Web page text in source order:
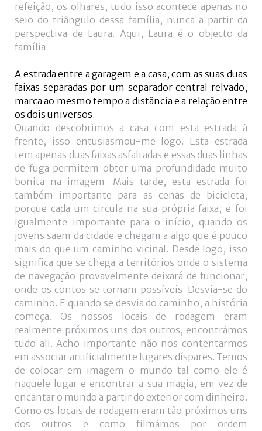
refeição, os olhares, tudo isso acontece apenas no
seio do triângulo dessa família, nunca a partir da
perspectiva de Laura. Aqui, Laura é o objecto da
família.
A estrada entre a garagem e a casa, com as suas duas
faixas separadas por um separador central relvado,
marca ao mesmo tempo a distância e a relação entre
os dois universos.
Quando descobrimos a casa com esta estrada à
frente, isso entusiasmou-me logo. Esta estrada
tem apenas duas faixas asfaltadas e essas duas linhas
de fuga permitem obter uma profundidade muito
bonita na imagem. Mais tarde, esta estrada foi
também importante para as cenas de bicicleta,
porque cada um circula na sua própria faixa, e foi
igualmente importante para o início, quando os
jovens saem da cidade e chegam a algo que é pouco
mais do que um caminho vicinal. Desde logo, isso
significa que se chega a territórios onde o sistema
de navegação provavelmente deixará de funcionar,
onde os contos se tornam possíveis. Desvia-se do
caminho. E quando se desvia do caminho, a história
começa. Os nossos locais de rodagem eram
realmente próximos uns dos outros, encontrámos
tudo ali. Acho importante não nos contentarmos
em associar artificialmente lugares díspares. Temos
de colocar em imagem o mundo tal como ele é
naquele lugar e encontrar a sua magia, em vez de
encantar o mundo a partir do exterior com dinheiro.
Como os locais de rodagem eram tão próximos uns
dos outros e como filmámos por ordem